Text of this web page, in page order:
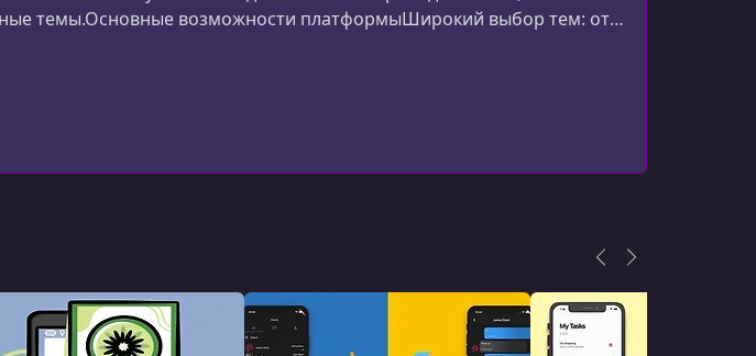
УРОК 16.
Sliver App Bar and Sliver List
Category Screen
УРОК 21. 00:10:39
темы.Основные возможности платформыШирокий выбор тем: от
психологии и личной эффективности.Глобальное сообщество
из разных стран.Удобный ф